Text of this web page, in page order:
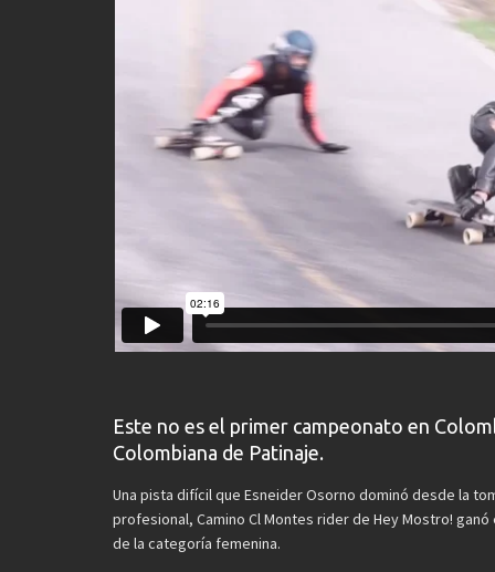
Este no es el primer campeonato en
Colombiana de Patinaje.
Una pista difícil que Esneider Osorno dominó desde la
profesional, Camino Cl Montes rider de Hey Mostro!
de la categoría femenina.